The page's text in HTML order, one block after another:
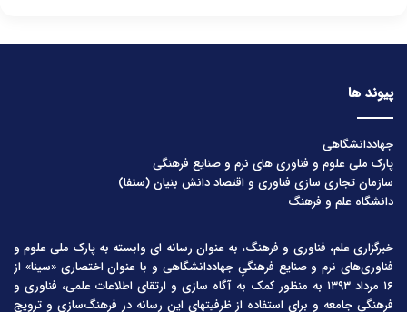
پیوند ها
جهاددانشگاهی
پارک ملی علوم و فناوری های نرم و صنایع فرهنگی
سازمان تجاری سازی فناوری و اقتصاد دانش بنیان (ستفا)
دانشگاه علم و فرهنگ
خبرگزاری علم، فناوری و فرهنگ، به عنوان رسانه ای وابسته به پارک ملی علوم و
فناوری‌های نرم و صنایع فرهنگیِ جهاددانشگاهی و با عنوان اختصاری «سینا» از
۱۶ مرداد ۱۳۹۳ به منظور کمک به آگاه سازی و ارتقای اطلاعات علمی، فناوری و
فرهنگی جامعه و برای استفاده از ظرفیتهای این رسانه در فرهنگ‌سازی و ترویج